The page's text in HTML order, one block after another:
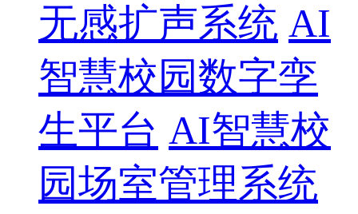
无感扩声系统 AI
智慧校园数字孪
生平台 AI智慧校
园场室管理系统